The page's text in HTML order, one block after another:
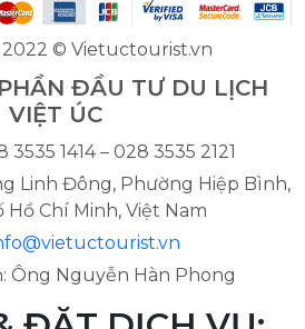
© Vietuctourist.vn
ĐẦU TƯ DU LỊCH
VIỆT ÚC
1414 – 028 3535 2121
Linh Đông, Phường Hiệp Bình,
Hồ Chí Minh, Việt Nam
Ông Nguyễn Hàn Phong